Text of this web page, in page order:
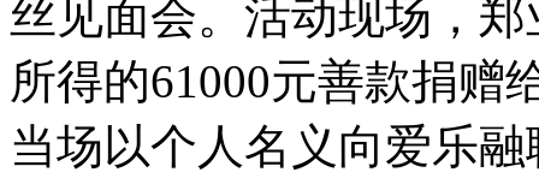
丝见面会。活动现场，
所得的61000元善款捐赠
当场以个人名义向爱乐